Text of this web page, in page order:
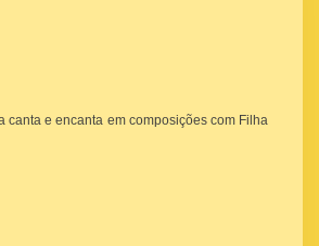
canta e encanta em composições com Filha